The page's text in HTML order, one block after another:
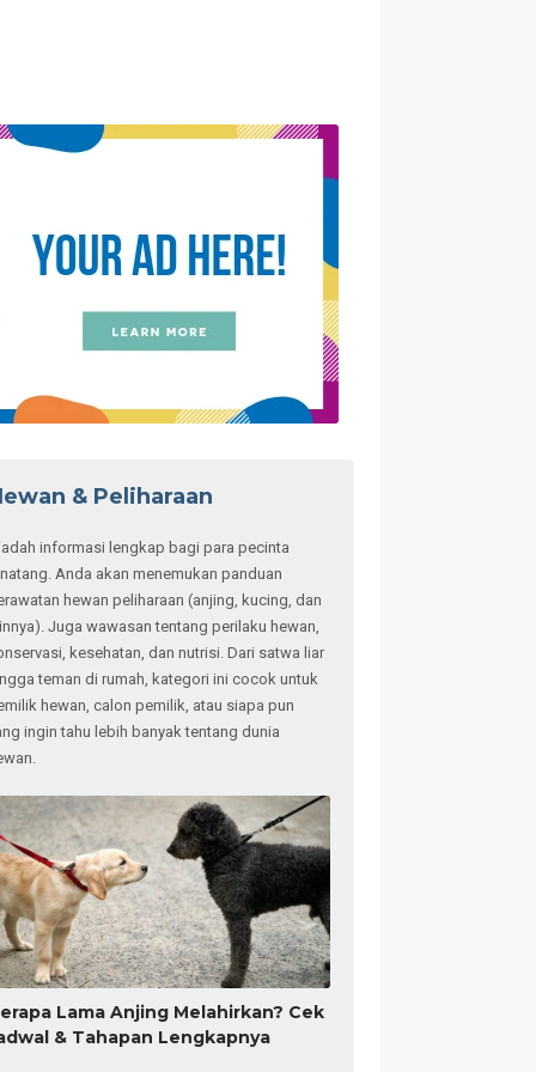
& Peliharaan
informasi lengkap bagi para pecinta
Anda akan menemukan panduan
hewan peliharaan (anjing, kucing, dan
Juga wawasan tentang perilaku hewan,
kesehatan, dan nutrisi. Dari satwa liar
teman di rumah, kategori ini cocok untuk
hewan, calon pemilik, atau siapa pun
ingin tahu lebih banyak tentang dunia
Lama Anjing Melahirkan? Cek
& Tahapan Lengkapnya